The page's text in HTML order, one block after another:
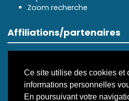
Ce site utilise des cookies et
informations personnelles
En poursuivant votre
Zoom recherche
Affiliations/partenaires